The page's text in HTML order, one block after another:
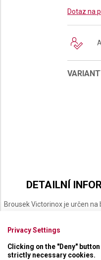
Dotaz na
DETAILNÍ
Brousek Victorinox je určen
• snadná manipulace
• rozměry 135 x 65 x 35 mm
Privacy Settings
Clicking on the "Deny"
strictly necessary cookies.